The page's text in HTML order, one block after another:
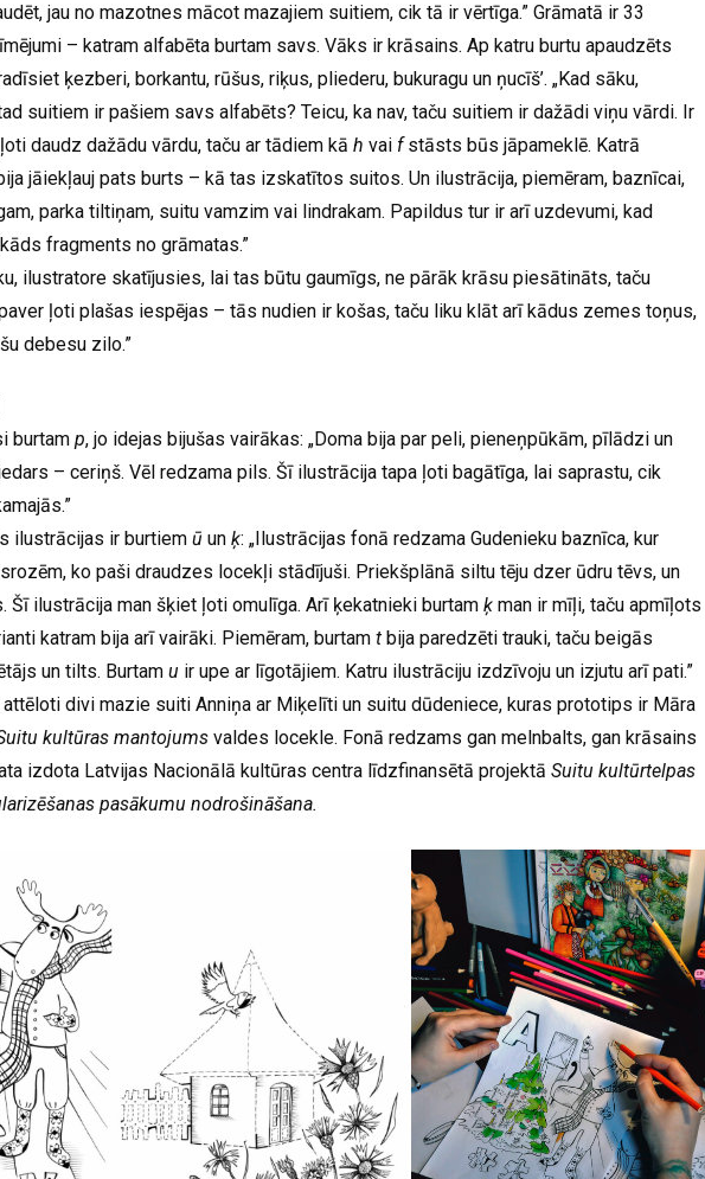
jau no mazotnes mācot mazajiem suitiem, cik tā ir vērtīga.” Grāmatā ir 33
– katram alfabēta burtam savs. Vāks ir krāsains. Ap katru burtu apaudzēts
ķezberi, borkantu, rūšus, riķus, pliederu, bukuragu un ņucīš’. „Kad sāku,
suitiem ir pašiem savs alfabēts? Teicu, ka nav, taču suitiem ir dažādi viņu vārdi. Ir
daudz dažādu vārdu, taču ar tādiem kā h vai fstāsts būs jāpameklē. Katrā
jāiekļauj pats burts – kā tas izskatītos suitos. Un ilustrācija, piemēram, baznīcai,
parka tiltiņam, suitu vamzim vai lindrakam. Papildus tur ir arī uzdevumi, kad
fragments no grāmatas.”
ilustratore skatījusies, lai tas būtu gaumīgs, ne pārāk krāsu piesātināts, taču
ļoti plašas iespējas – tās nudien ir košas, taču liku klāt arī kādus zemes toņus,
debesu zilo.”
burtam p, jo idejas bijušas vairākas: „Doma bija par peli, pieneņpūkām, pīlādzi un
– ceriņš. Vēl redzama pils. Šī ilustrācija tapa ļoti bagātīga, lai saprastu, cik
ilustrācijas ir burtiem ū un ķ: „Ilustrācijas fonā redzama Gudenieku baznīca, kur
ko paši draudzes locekļi stādījuši. Priekšplānā siltu tēju dzer ūdru tēvs, un
Šī ilustrācija man šķiet ļoti omulīga. Arī ķekatnieki burtam ķ man ir mīļi, taču apmīļots
katram bija arī vairāki. Piemēram, burtam t bija paredzēti trauki, taču beigās
un tilts. Burtam u ir upe ar līgotājiem. Katru ilustrāciju izdzīvoju un izjutu arī pati.”
divi mazie suiti Anniņa ar Miķelīti un suitu dūdeniece, kuras prototips ir Māra
kultūras mantojums valdes locekle. Fonā redzams gan melnbalts, gan krāsains
izdota Latvijas Nacionālā kultūras centra līdzfinansētā projektā Suitu kultūrtelpas
pasākumu nodrošināšana.